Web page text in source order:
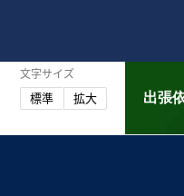
文字サイズ
標準 拡大 出張